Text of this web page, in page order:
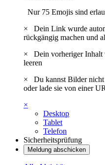
Nur 75 Emojis sind
×
Dein Link wurde
rückgängig machen und
×
Dein vorheriger
leeren
×
Du kannst Bilder
oder lade sie von einer
×
Desktop
Tablet
Telefon
Sicherheitsprüfung
Meldung abschicken